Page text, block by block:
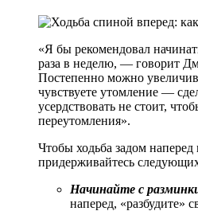
«Я бы рекомендовал
раза в неделю, — говорит
Постепенно можно
чувствуете утомление —
усердствовать не стоит,
переутомления».
Чтобы ходьба задом
придерживайтесь
Начинайте с
наперед, «разбудите»